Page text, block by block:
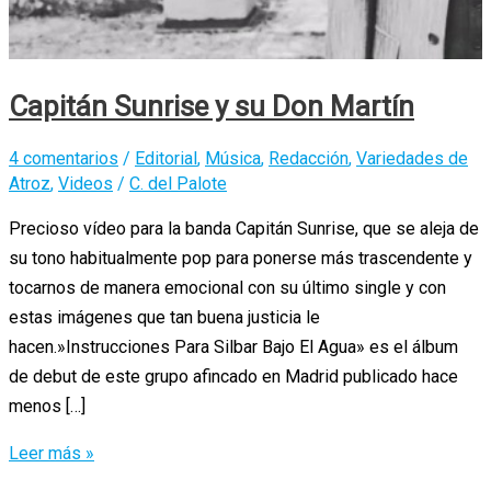
Capitán Sunrise y su Don Martín
4 comentarios / Editorial, Música, Redacción, Variedades de
Atroz, Videos / C. del Palote
Precioso vídeo para la banda Capitán Sunrise, que se aleja de
su tono habitualmente pop para ponerse más trascendente y
tocarnos de manera emocional con su último single y con
estas imágenes que tan buena justicia le
hacen.»Instrucciones Para Silbar Bajo El Agua» es el álbum
de debut de este grupo afincado en Madrid publicado hace
menos […]
Capitán
Leer más »